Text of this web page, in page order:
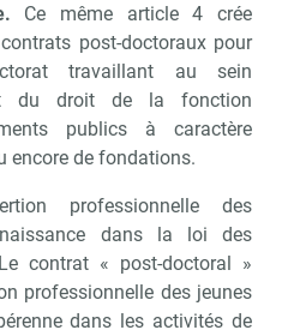
Ce même
article 4 crée
post-doctoraux pour
travaillant au sein
du droit de la fonction
publics à caractère
encore de fondations.
professionnelle des
dans la loi des
contrat « post-doctoral »
professionnelle des jeunes
dans les activités de